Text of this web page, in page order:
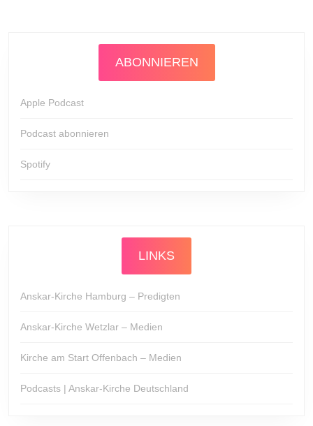
ABONNIEREN
Apple Podcast
Podcast abonnieren
Spotify
LINKS
Anskar-Kirche Hamburg – Predigten
Anskar-Kirche Wetzlar – Medien
Kirche am Start Offenbach – Medien
Podcasts | Anskar-Kirche Deutschland